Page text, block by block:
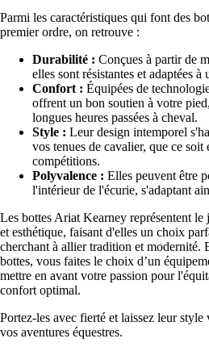
Parmi les caractéristiques qui font des
premier ordre, on retrouve :
Durabilité : Conçues à partir de
elles sont résistantes et adaptées
Confort : Équipées de
offrent un bon soutien à votre
longues heures passées à cheval.
Style : Leur design intemporel
vos tenues de cavalier, que ce
compétitions.
Polyvalence : Elles peuvent être
l'intérieur de l'écurie, s'adaptant
Les bottes Ariat Kearney représentent
et esthétique, faisant d'elles un choix
cherchant à allier tradition et modernité.
bottes, vous faites le choix d’un
mettre en avant votre passion pour
confort optimal.
Portez-les avec fierté et laissez leur style
vos aventures équestres.